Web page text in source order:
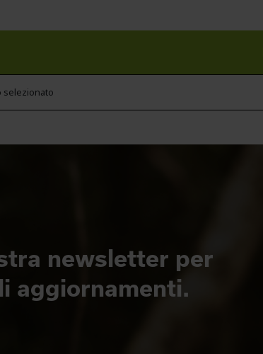
selezionato
newsletter per
aggiornamenti.